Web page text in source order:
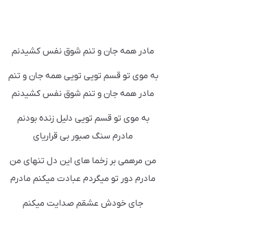
مادر همه جان و تنم شوق نفس کشیدنم
به موی تو قسم تویی تویی همه جان و تنم
مادر همه جان و تنم شوق نفس کشیدنم
به موی تو قسم تویی دلیل زنده بودنم
مادرم سنگ صبور بی قراریای
من مرهمی بر زخما های این دل تنهای من
مادرم دور تو میگردم عبادت میکنم مادرم
جای خودش عشقم صدایت میکنم